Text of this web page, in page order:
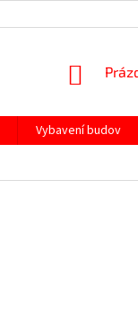
Vybavení budov